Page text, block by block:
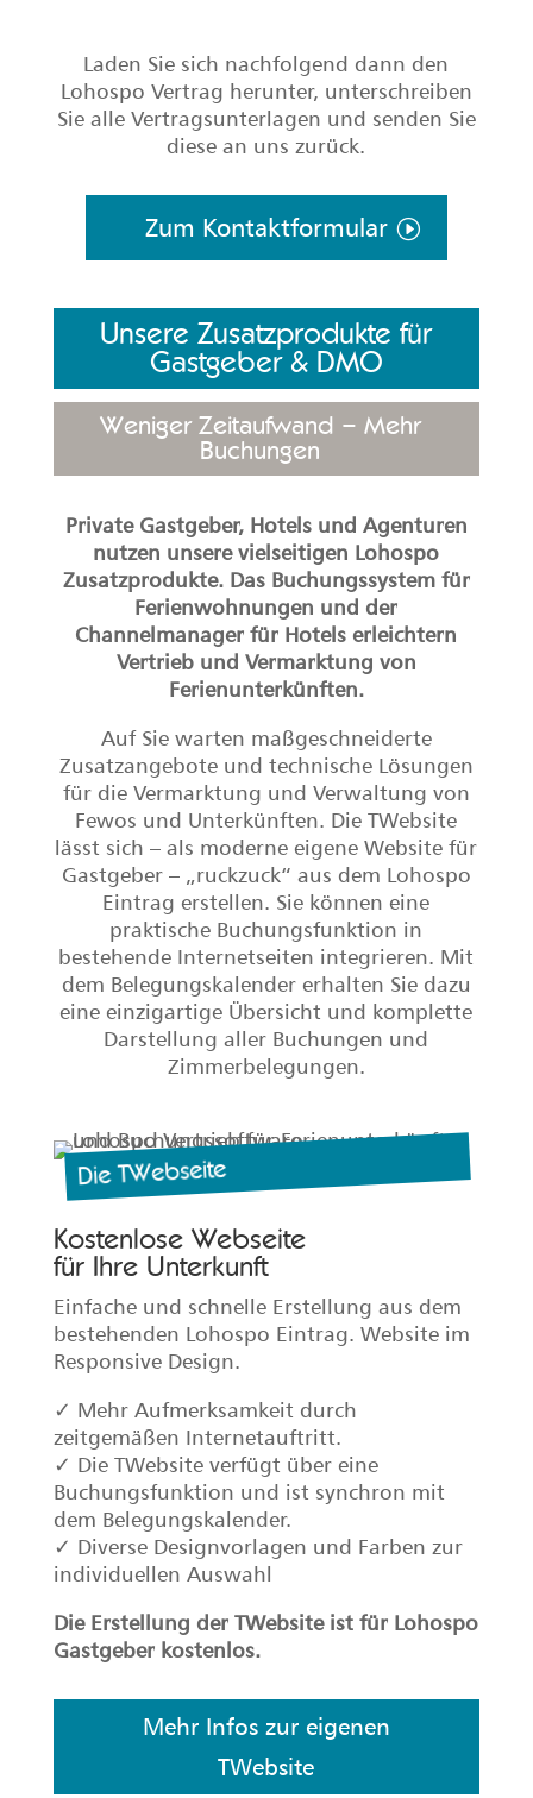
Laden Sie sich nachfolgend dann den
Lohospo Vertrag herunter, unterschreiben
Sie alle Vertragsunterlagen und senden Sie
diese an uns zurück.
Zum Kontaktformular
Unsere Zusatzprodukte für
Gastgeber & DMO
Weniger Zeitaufwand – Mehr
Buchungen
Private Gastgeber, Hotels und Agenturen
nutzen unsere vielseitigen Lohospo
Zusatzprodukte. Das Buchungssystem für
Ferienwohnungen und der
Channelmanager für Hotels erleichtern
Vertrieb und Vermarktung von
Ferienunterkünften.
Auf Sie warten maßgeschneiderte
Zusatzangebote und technische Lösungen
für die Vermarktung und Verwaltung von
Fewos und Unterkünften. Die TWebsite
lässt sich – als moderne eigene Website für
Gastgeber – „ruckzuck“ aus dem Lohospo
Eintrag erstellen. Sie können eine
praktische Buchungsfunktion in
bestehende Internetseiten integrieren. Mit
dem Belegungskalender erhalten Sie dazu
eine einzigartige Übersicht und komplette
Darstellung aller Buchungen und
Zimmerbelegungen.
Die TWebseite
Kostenlose Webseite
für Ihre Unterkunft
Einfache und schnelle Erstellung aus dem
bestehenden Lohospo Eintrag. Website im
Responsive Design.
✓ Mehr Aufmerksamkeit durch
zeitgemäßen Internetauftritt.
✓ Die TWebsite verfügt über eine
Buchungsfunktion und ist synchron mit
dem Belegungskalender.
✓ Diverse Designvorlagen und Farben zur
individuellen Auswahl
Die Erstellung der TWebsite ist für Lohospo
Gastgeber kostenlos.
Mehr Infos zur eigenen
TWebsite